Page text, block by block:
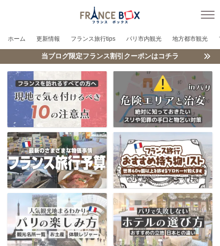
ホーム 更新情報 フランス旅行tips パリ市内観光 地方都市観光
当ブログ限定フランス割引クーポンはコチラ